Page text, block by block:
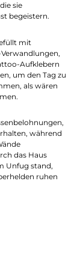
sie
begeistern.
mit
Aufklebern
um den Tag zu
als wären
während
das Haus
Unfug stand,
ruhen